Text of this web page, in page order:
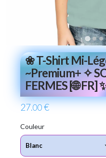
❀ T-Shirt Mi-
~Premium+ ✧
FERMES [🌐 FR]
27.00 €
Couleur